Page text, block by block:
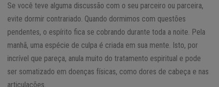
Se você teve alguma discussão com o seu parceiro ou parceira,
evite dormir contrariado. Quando dormimos com questões
pendentes, o espírito fica se cobrando durante toda a noite. Pela
manhã, uma espécie de culpa é criada em sua mente. Isto, por
incrível que pareça, anula muito do tratamento espiritual e pode
ser somatizado em doenças físicas, como dores de cabeça e nas
articulações.